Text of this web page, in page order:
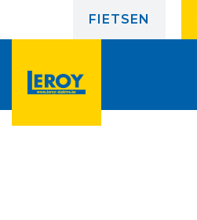
FIETSEN